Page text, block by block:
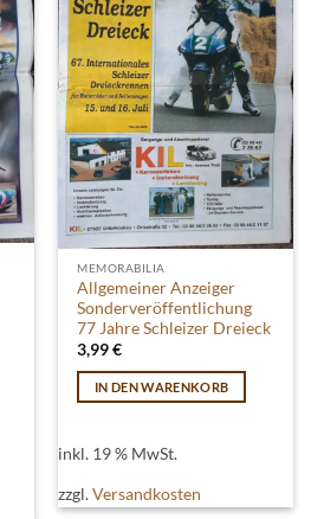
MEMORABILIA
Allgemeiner Anzeiger
Sonderveröffentlichung
77 Jahre Schleizer Dreieck
3,99€
IN DEN WARENKORB
inkl. 19 % MwSt.
zzgl.Versandkosten